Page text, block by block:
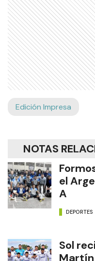
Edición Impresa
NOTAS
el
A
DEPORTES
Sol
Martín